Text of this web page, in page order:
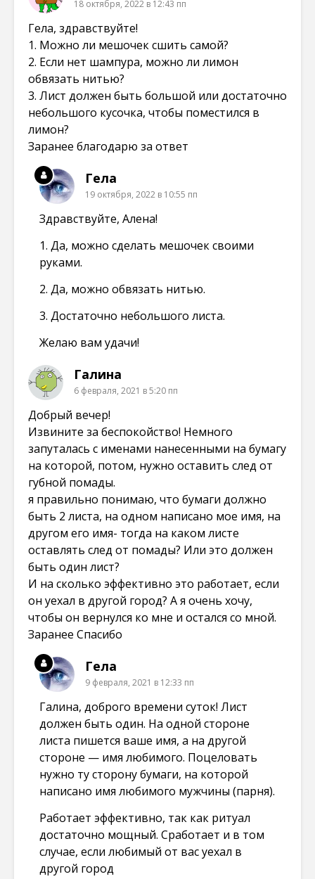
) ) )
18 октября, 2022 в 12:43 пп
Гела, здравствуйте!
1. Можно ли мешочек сшить самой?
2. Если нет шампура, можно ли лимон
обвязать нитью?
3. Лист должен быть большой или достаточно
небольшого кусочка, чтобы поместился в
лимон?
Заранее благодарю за ответ
Гела
19 октября, 2022 в 10:55 пп
Здравствуйте, Алена!
1. Да, можно сделать мешочек своими
руками.
2. Да, можно обвязать нитью.
3. Достаточно небольшого листа.
Желаю вам удачи!
Галина
6 февраля, 2021 в 5:20 пп
Добрый вечер!
Извините за беспокойство! Немного
запуталась с именами нанесенными на бумагу
на которой, потом, нужно оставить след от
губной помады.
я правильно понимаю, что бумаги должно
быть 2 листа, на одном написано мое имя, на
другом его имя- тогда на каком листе
оставлять след от помады? Или это должен
быть один лист?
И на сколько эффективно это работает, если
он уехал в другой город? А я очень хочу,
чтобы он вернулся ко мне и остался со мной.
Заранее Спасибо
Гела
9 февраля, 2021 в 12:33 пп
Галина, доброго времени суток! Лист
должен быть один. На одной стороне
листа пишется ваше имя, а на другой
стороне — имя любимого. Поцеловать
нужно ту сторону бумаги, на которой
написано имя любимого мужчины (парня).
Работает эффективно, так как ритуал
достаточно мощный. Сработает и в том
случае, если любимый от вас уехал в
другой город